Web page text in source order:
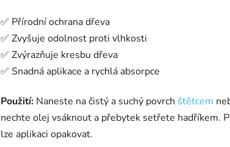
✅ Přírodní ochrana dřeva
✅ Zvyšuje odolnost proti vlhkosti
✅ Zvýrazňuje kresbu dřeva
✅ Snadná aplikace a rychlá absorpce
Použití: Naneste na čistý a suchý povrch štětcem
nechte olej vsáknout a přebytek setřete hadříkem.
lze aplikaci opakovat.